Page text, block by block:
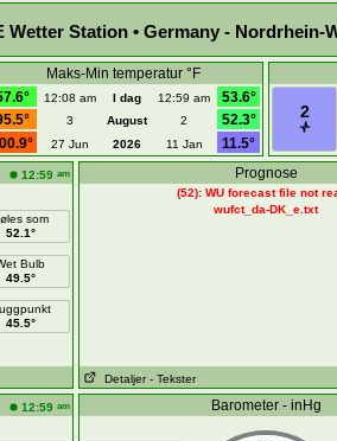
Wetter Station • Germany -
Maks-Min temperatur °F
12:08 am I dag 12:59 am
53.6°
3 August 2
52.3°
27 Jun 2026 11 Jan 11.5°
2
12:59 am
som
52.1°
Bulb
49.5°
45.5°
Prognose
(52): WU forecast file not
wufct_da-DK_e.txt
Detaljer - Tekster
12:59 am Barometer - inHg